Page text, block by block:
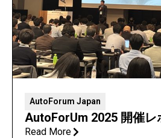
AutoForum Japan
AutoForUm 2025 開催レ
Read More